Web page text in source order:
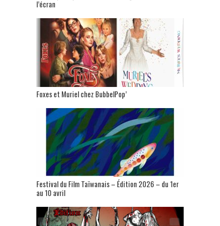
l’écran
Foxes et Muriel chez BubbelPop’
Festival du Film Taïwanais – Édition 2026 – du 1er
au 10 avril